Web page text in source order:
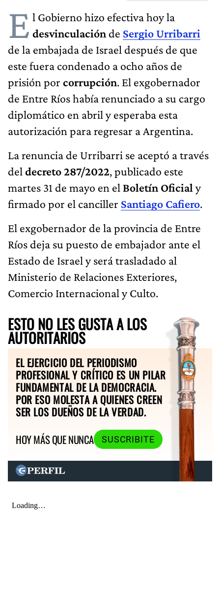
E l Gobierno hizo efectiva hoy la
desvinculación de Sergio Urribarri
de la embajada de Israel después de que
este fuera condenado a ocho años de
prisión por corrupción. El exgobernador
de Entre Ríos había renunciado a su cargo
diplomático en abril y esperaba esta
autorización para regresar a Argentina.
La renuncia de Urribarri se aceptó a través
del decreto 287/2022, publicado este
martes 31 de mayo en el Boletín Oficial y
firmado por el canciller Santiago Cafiero.
El exgobernador de la provincia de Entre
Ríos deja su puesto de embajador ante el
Estado de Israel y será trasladado al
Ministerio de Relaciones Exteriores,
Comercio Internacional y Culto.
ESTO NO LES GUSTA A LOS
AUTORITARIOS
EL EJERCICIO DEL PERIODISMO
PROFESIONAL Y CRÍTICO ES UN PILAR
FUNDAMENTAL DE LA DEMOCRACIA.
POR ESO MOLESTA A QUIENES CREEN
SER LOS DUEÑOS DE LA VERDAD.
HOY MÁS QUE NUNCA
SUSCRIBITE